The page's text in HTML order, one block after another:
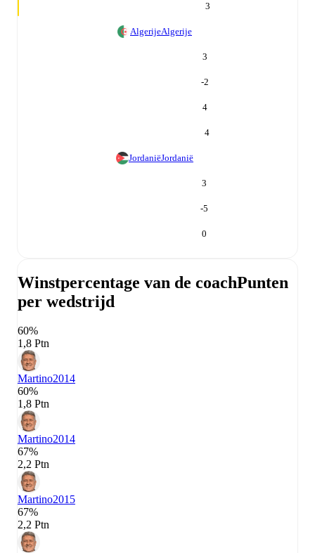
3
AlgerijeAlgerije
3
-2
4
4
JordaniëJordanië
3
-5
0
Winstpercentage van de coachPunten
per wedstrijd
60%
1,8 Ptn
Martino2014
60%
1,8 Ptn
Martino2014
67%
2,2 Ptn
Martino2015
67%
2,2 Ptn